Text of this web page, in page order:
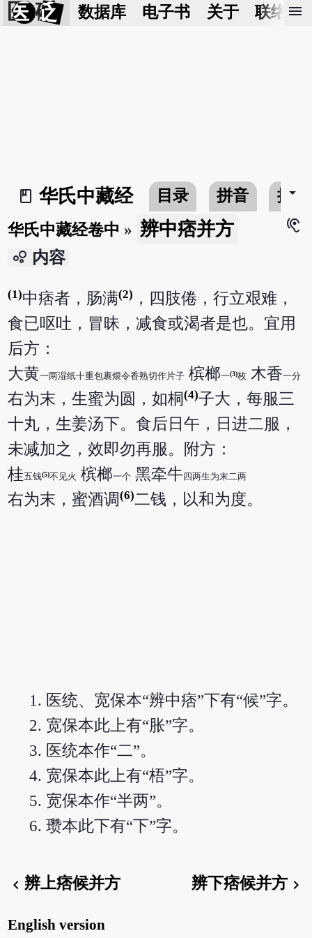
医 砭 数据库 电子书 关于 联络我
menu
book_2
华氏中藏经 目录 拼音 搜寻
arrow_drop_down
华氏中藏经卷中 » 辨中痞并方
hearing
bubble_chart 内容
(1)中痞者，肠满(2) ，四肢倦，行立艰难，
食已呕吐，冒昧，减食或渴者是也。宜用
后方：
大黄一两湿纸十重包裹煨令香熟切作片子 槟榔一(3)枚 木香一分
右为末，生蜜为圆，如桐(4)子大，每服三
十丸，生姜汤下。食后日午，日进二服，
未减加之，效即勿再服。附方：
桂五钱(5)不见火 槟榔一个 黑牵牛四两生为末二两
右为末，蜜酒调(6)二钱，以和为度。
医统、宽保本“辨中痞”下有“候”字。
宽保本此上有“胀”字。
医统本作“二”。
宽保本此上有“梧”字。
宽保本作“半两”。
瓒本此下有“下”字。
chevron_left辨上痞候并方 辨下痞候并方chevron_right
English version